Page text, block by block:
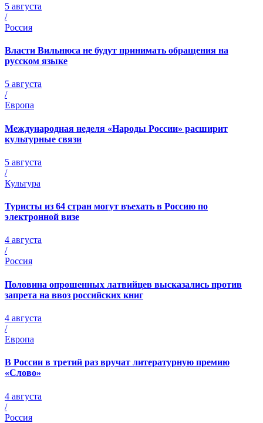
5 августа
/
Россия
Власти Вильнюса не будут принимать обращения на
русском языке
5 августа
/
Европа
Международная неделя «Народы России» расширит
культурные связи
5 августа
/
Культура
Туристы из 64 стран могут въехать в Россию по
электронной визе
4 августа
/
Россия
Половина опрошенных латвийцев высказались против
запрета на ввоз российских книг
4 августа
/
Европа
В России в третий раз вручат литературную премию
«Слово»
4 августа
/
Россия